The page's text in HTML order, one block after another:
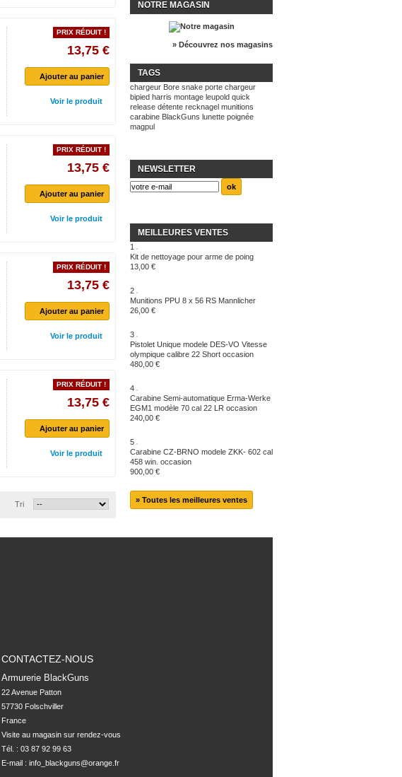
PRIX RÉDUIT !
13,75 €
Ajouter au panier
Voir le produit
PRIX RÉDUIT !
13,75 €
Ajouter au panier
Voir le produit
PRIX RÉDUIT !
13,75 €
Ajouter au panier
Voir le produit
PRIX RÉDUIT !
13,75 €
Ajouter au panier
Voir le produit
Tri
NOTRE MAGASIN
» Découvrez nos magasins
TAGS
chargeur Bore snake porte chargeur
bipied harris montage leupold quick
release détente recknagel munitions
carabine BlackGuns lunette poignée
magpul
NEWSLETTER
MEILLEURES VENTES
1
Kit de nettoyage pour arme de poing
13,00 €
2
Munitions PPU 8 x 56 RS Mannlicher
26,00 €
3
Pistolet Unique modele DES-VO Vitesse
olympique calibre 22 Short occasion
480,00 €
4
Carabine Semi-automatique Erma-Werke
EGM1 modèle 70 cal 22 LR occasion
240,00 €
5
Carabine CZ-BRNO modele ZKK- 602 cal
458 win. occasion
900,00 €
» Toutes les meilleures ventes
CONTACTEZ-NOUS
Armurerie BlackGuns
22 Avenue Patton
57730 Folschviller
France
Visite au magasin sur rendez-vous
Tél. : 03 87 92 99 63
E-mail : info_blackguns@orange.fr